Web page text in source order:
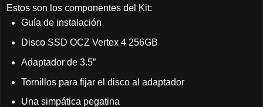
Estos son los componentes del Kit:
Guía de instalación
Disco SSD OCZ Vertex 4 256GB
Adaptador de 3.5”
Tornillos para fijar el disco al adaptador
Una simpática pegatina